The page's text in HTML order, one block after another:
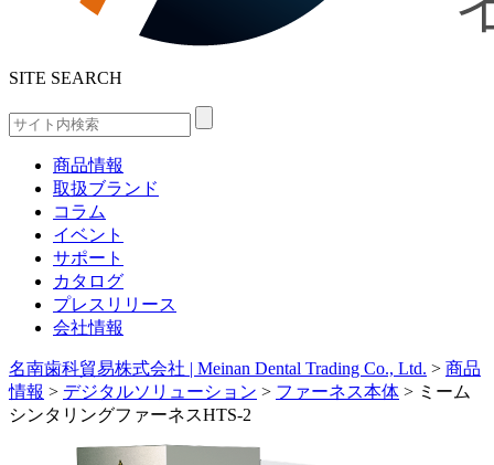
SITE SEARCH
商品情報
取扱ブランド
コラム
イベント
サポート
カタログ
プレスリリース
会社情報
名南歯科貿易株式会社 | Meinan Dental Trading Co., Ltd. > 商品
情報 > デジタルソリューション > ファーネス本体 > ミーム
シンタリングファーネスHTS-2